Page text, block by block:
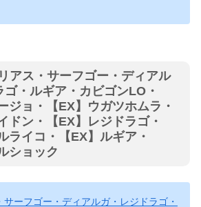
アス・サーフゴー・ディアル
ゴ・ルギア・カビゴンLO・
ジョ・【EX】ウガツホムラ・
ドン・【EX】レジドラゴ・
ライコ・【EX】ルギア・
ショック
サーフゴー・ディアルガ・レジドラゴ・